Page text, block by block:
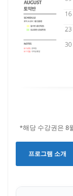
*해당 수강권은 8
프로그램 소개